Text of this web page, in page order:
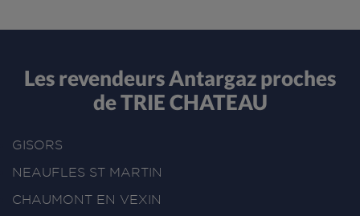
Les revendeurs Antargaz proches
de TRIE CHATEAU
GISORS
NEAUFLES ST MARTIN
CHAUMONT EN VEXIN